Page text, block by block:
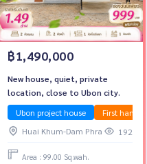
LandForSaleUbonRatchathani
฿1,490,000
New house, quiet, private
location, close to Ubon city.
Ubon project house
First hand
Huai Khum-Dam Phra
192
Area : 99.00 Sq.wah.